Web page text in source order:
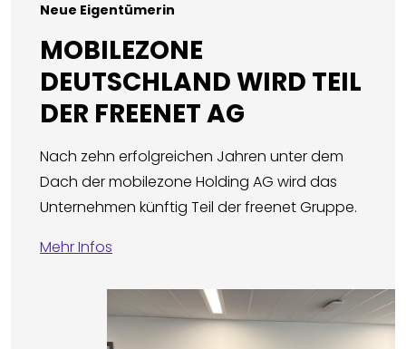
Neue Eigentümerin
MOBILEZONE
DEUTSCHLAND WIRD TEIL
DER FREENET AG
Nach zehn erfolgreichen Jahren unter dem
Dach der mobilezone Holding AG wird das
Unternehmen künftig Teil der freenet Gruppe.
Mehr Infos